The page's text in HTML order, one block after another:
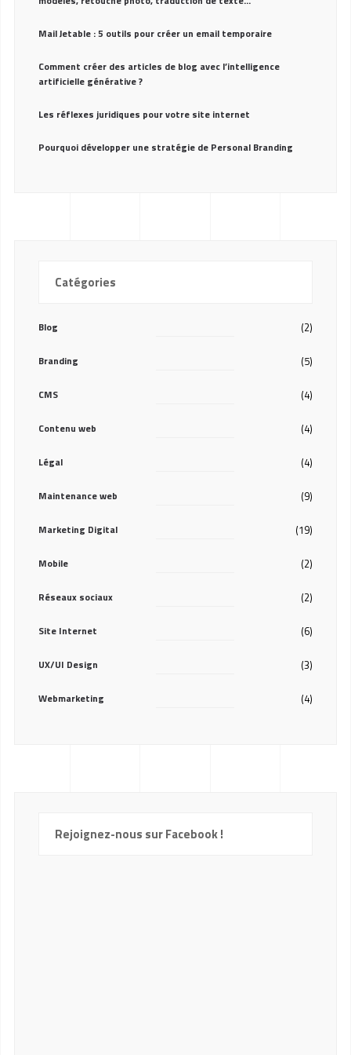
Mail Jetable : 5 outils pour créer un email temporaire
Comment créer des articles de blog avec l’intelligence
artificielle générative ?
Les réflexes juridiques pour votre site internet
Pourquoi développer une stratégie de Personal Branding
Catégories
Blog (2)
Branding (5)
CMS (4)
Contenu web (4)
Légal (4)
Maintenance web (9)
Marketing Digital (19)
Mobile (2)
Réseaux sociaux (2)
Site Internet (6)
UX/UI Design (3)
Webmarketing (4)
Rejoignez-nous sur Facebook !